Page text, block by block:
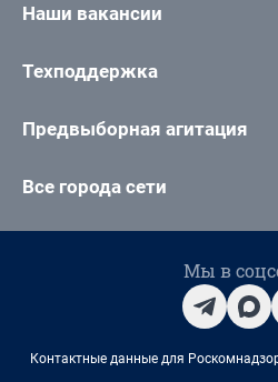
Наши вакансии
Техподдержка
Предвыборная агитация
Все города сети
Мы в
Контактные данные для